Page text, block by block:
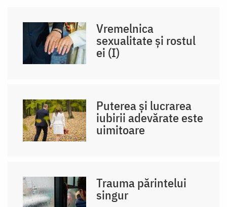
Vremelnica
sexualitate și rostul
ei (I)
Puterea și lucrarea
iubirii adevărate este
uimitoare
Trauma părintelui
singur